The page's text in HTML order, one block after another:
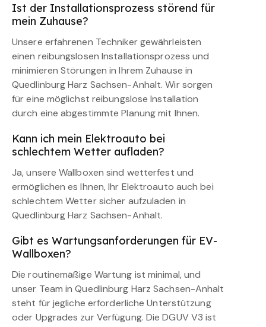
Ist der Installationsprozess störend für
mein Zuhause?
Unsere erfahrenen Techniker gewährleisten
einen reibungslosen Installationsprozess und
minimieren Störungen in Ihrem Zuhause in
Quedlinburg Harz Sachsen-Anhalt. Wir sorgen
für eine möglichst reibungslose Installation
durch eine abgestimmte Planung mit Ihnen.
Kann ich mein Elektroauto bei
schlechtem Wetter aufladen?
Ja, unsere Wallboxen sind wetterfest und
ermöglichen es Ihnen, Ihr Elektroauto auch bei
schlechtem Wetter sicher aufzuladen in
Quedlinburg Harz Sachsen-Anhalt.
Gibt es Wartungsanforderungen für EV-
Wallboxen?
Die routinemäßige Wartung ist minimal, und
unser Team in Quedlinburg Harz Sachsen-Anhalt
steht für jegliche erforderliche Unterstützung
oder Upgrades zur Verfügung. Die DGUV V3 ist